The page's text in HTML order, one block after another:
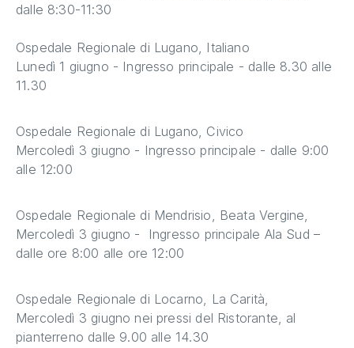
dalle 8:30-11:30
Ospedale Regionale di Lugano, Italiano
Lunedì 1 giugno - Ingresso principale - dalle 8.30 alle
11.30
Ospedale Regionale di Lugano, Civico
Mercoledì 3 giugno - Ingresso principale - dalle 9:00
alle 12:00
Ospedale Regionale di Mendrisio, Beata Vergine,
Mercoledì 3 giugno - Ingresso principale Ala Sud –
dalle ore 8:00 alle ore 12:00
Ospedale Regionale di Locarno, La Carità,
Mercoledì 3 giugno nei pressi del Ristorante, al
pianterreno dalle 9.00 alle 14.30